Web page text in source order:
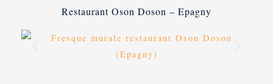
Restaurant Oson Doson – Epagny